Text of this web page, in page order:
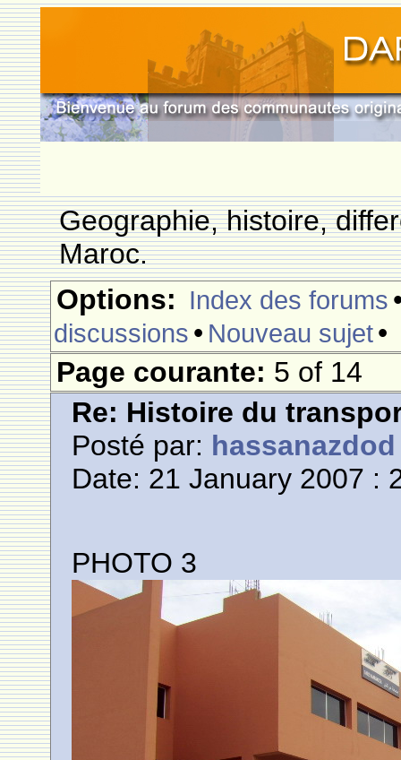
Geographie, histoire,
Maroc.
Options: Index des forums
discussions • Nouveau sujet•
Page courante: 5 of 14
Re: Histoire du
Posté par: hassanazdod
Date: 21 January 2007 :
PHOTO 3